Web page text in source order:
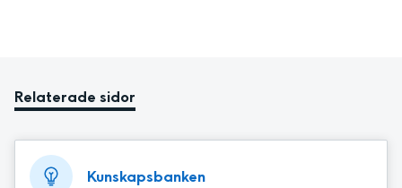
Relaterade sidor
Kunskapsbanken